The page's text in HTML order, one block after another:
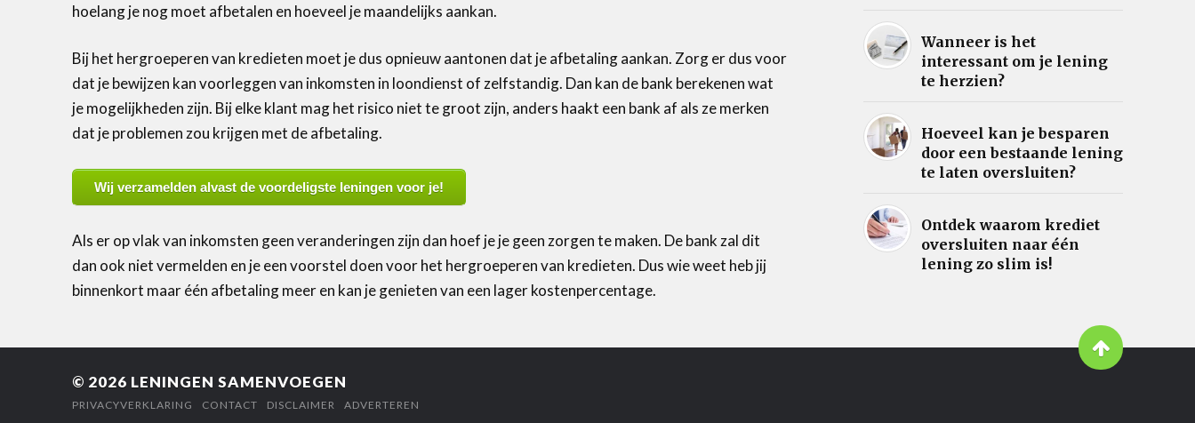
hoelang je nog moet afbetalen en hoeveel je maandelijks aankan.
Bij het hergroeperen van kredieten moet je dus opnieuw aantonen dat je afbetaling aankan. Zorg er dus voor
dat je bewijzen kan voorleggen van inkomsten in loondienst of zelfstandig. Dan kan de bank berekenen wat
je mogelijkheden zijn. Bij elke klant mag het risico niet te groot zijn, anders haakt een bank af als ze merken
dat je problemen zou krijgen met de afbetaling.
Wij verzamelden alvast de voordeligste leningen voor je!
Als er op vlak van inkomsten geen veranderingen zijn dan hoef je je geen zorgen te maken. De bank zal dit
dan ook niet vermelden en je een voorstel doen voor het hergroeperen van kredieten. Dus wie weet heb jij
binnenkort maar één afbetaling meer en kan je genieten van een lager kostenpercentage.
Wanneer is het
interessant om je lening
te herzien?
Hoeveel kan je besparen
door een bestaande lening
te laten oversluiten?
Ontdek waarom krediet
oversluiten naar één
lening zo slim is!
© 2026 LENINGEN SAMENVOEGEN
PRIVACYVERKLARING CONTACT DISCLAIMER ADVERTEREN